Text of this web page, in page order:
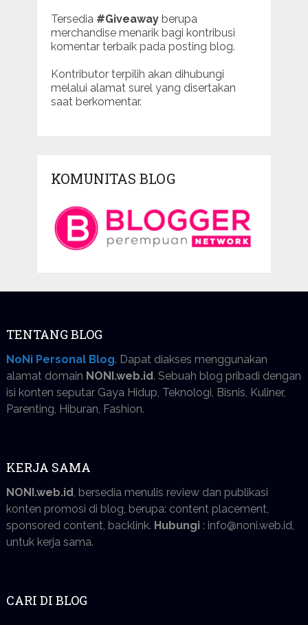
Tersedia #Giveawayberupa
merchandise menarik bagi kontribusi
komentar terbaik pada posting blog.
Kontributor terpilih akan dihubungi
melalui alamat surel yang disertakan
saat berkomentar.
KOMUNITAS BLOG
TENTANG BLOG
NoNi Personal Blog. Dapat diakses menggunakan
alamat domain NONI.web.id. Sebuah blog pribadi dengan
isi konten seputar Gaya Hidup, Teknologi, Bisnis, Kuliner,
Parenting, Hiburan, Fashion.
KERJA SAMA
NONI.web.id , bersedia menulis review dan publikasi
konten promosi di blog, berupa: content placement,
sponsored content, backlink. Hubungi: info@noni.web.id,
untuk kerja sama.
CARI DI BLOG